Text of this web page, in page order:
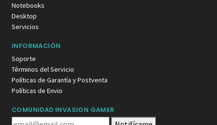
Notebooks
Desktop
Servicios
INFORMACIÓN
Soporte
Términos del Servicio
Políticas de Garantía y Postventa
Políticas de Envio
COMUNIDAD INVASION GAMER